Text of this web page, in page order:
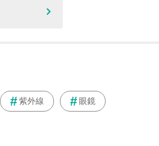
紫外線 眼鏡